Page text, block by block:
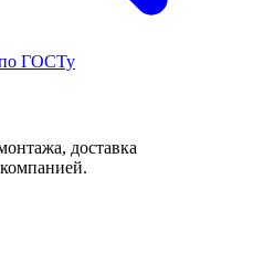
ГОСТу
доставка